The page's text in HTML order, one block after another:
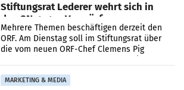
Stiftungsrat Lederer wehrt sich in
den SN gegen Vorwürfe
Mehrere Themen beschäftigen derzeit den
ORF. Am Dienstag soll im Stiftungsrat über
die vom neuen ORF-Chef Clemens Pig
MARKETING & MEDIA